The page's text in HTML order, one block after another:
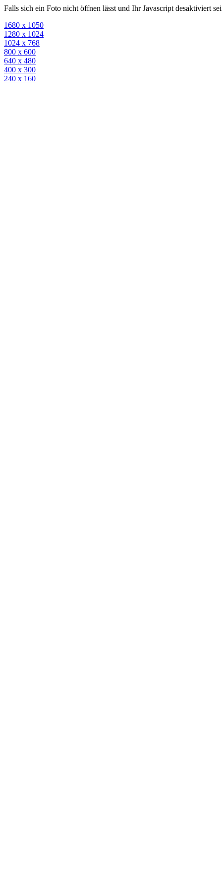
Falls sich ein Foto nicht öffnen lässt und Ihr Javascript desaktiviert
1680 x 1050
1280 x 1024
1024 x 768
800 x 600
640 x 480
400 x 300
240 x 160